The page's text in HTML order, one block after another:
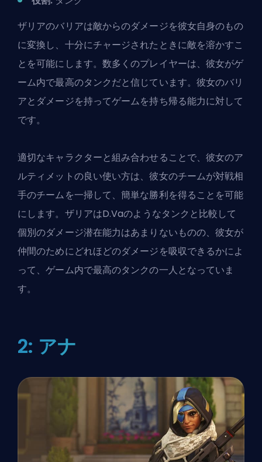
ザリアのバリアは敵からのダメージを彼女自身のもの
に変換し、十分にチャージされたときに敵を溶かすこ
とを可能にします。数多くのプレイヤーは、彼女がゲ
ーム内で最高のタンクだと信じています。彼女のバリ
アとダメージを持ってゲームを持ち帰る能力に対して
です。
適切なキャラクターと組み合わせることで、彼女のア
ルティメットの良い使い方は、彼女のチームが対戦相
手のチームを一掃して、簡単な勝利を得ることを可能
にします。ザリアはD.Vaのようなタンクと比較して
個別のダメージ潜在能力はあまりないものの、彼女が
仲間のためにどれほどのダメージを吸収できるかによ
って、ゲーム内で最高のタンクの一人となっていま
す。
2: アナ